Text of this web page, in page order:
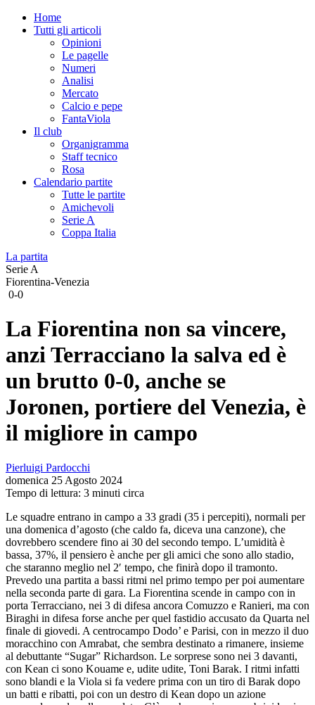
Home
Tutti gli articoli
Opinioni
Le pagelle
Numeri
Analisi
Mercato
Calcio e pepe
FantaViola
Il club
Organigramma
Staff tecnico
Rosa
Calendario partite
Tutte le partite
Amichevoli
Serie A
Coppa Italia
La partita
Serie A
Fiorentina-Venezia
0-0
La Fiorentina non sa vincere,
anzi Terracciano la salva ed è
un brutto 0-0, anche se
Joronen, portiere del Venezia, è
il migliore in campo
Pierluigi Pardocchi
domenica 25 Agosto 2024
Tempo di lettura: 3 minuti circa
Le squadre entrano in campo a 33 gradi (35 i percepiti), normali per
una domenica d’agosto (che caldo fa, diceva una canzone), che
dovrebbero scendere fino ai 30 del secondo tempo. L’umidità è
bassa, 37%, il pensiero è anche per gli amici che sono allo stadio,
che staranno meglio nel 2′ tempo, che finirà dopo il tramonto.
Prevedo una partita a bassi ritmi nel primo tempo per poi aumentare
nella seconda parte di gara. La Fiorentina scende in campo con in
porta Terracciano, nei 3 di difesa ancora Comuzzo e Ranieri, ma con
Biraghi in difesa forse anche per quel fastidio accusato da Quarta nel
finale di giovedi. A centrocampo Dodo’ e Parisi, con in mezzo il duo
moracchino con Amrabat, che sembra destinato a rimanere, insieme
al debuttante “Sugar” Richardson. Le sorprese sono nei 3 davanti,
con Kean ci sono Kouame e, udite udite, Toni Barak. I ritmi infatti
sono blandi e la Viola si fa vedere prima con un tiro di Barak dopo
un batti e ribatti, poi con un destro di Kean dopo un azione